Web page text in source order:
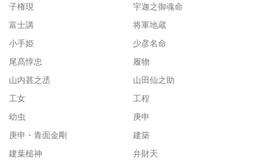
子権現
宇迦之御魂命
富士講
将軍地蔵
小手姫
少彦名命
尾髙惇忠
履物
山内甚之丞
山田仙之助
工女
工程
幼虫
庚申
庚申・青面金剛
建築
建葉槌神
弁財天